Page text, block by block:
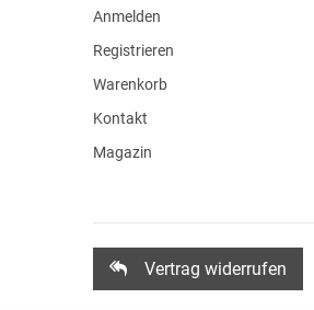
Anmelden
Registrieren
Warenkorb
Kontakt
Magazin
Vertrag widerrufen